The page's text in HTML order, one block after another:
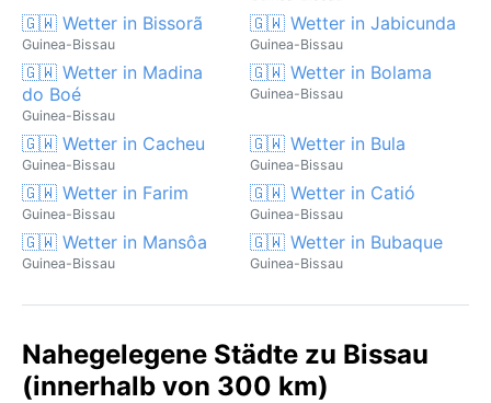
🇬🇼 Wetter in Bissorã
Guinea-Bissau
🇬🇼 Wetter in Jabicunda
Guinea-Bissau
🇬🇼 Wetter in Madina
do Boé
Guinea-Bissau
🇬🇼 Wetter in Bolama
Guinea-Bissau
🇬🇼 Wetter in Cacheu
Guinea-Bissau
🇬🇼 Wetter in Bula
Guinea-Bissau
🇬🇼 Wetter in Farim
Guinea-Bissau
🇬🇼 Wetter in Catió
Guinea-Bissau
🇬🇼 Wetter in Mansôa
Guinea-Bissau
🇬🇼 Wetter in Bubaque
Guinea-Bissau
Nahegelegene Städte zu Bissau
(innerhalb von 300 km)